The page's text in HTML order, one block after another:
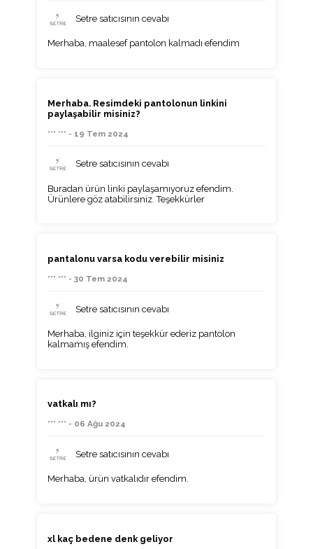
Setre satıcısının cevabı
Merhaba, maalesef pantolon kalmadı efendim
Merhaba. Resimdeki pantolonun linkini
paylaşabilir misiniz?
*** *** - 19 Tem 2024
Setre satıcısının cevabı
Buradan ürün linki paylaşamıyoruz efendim.
Ürünlere göz atabilirsiniz. Teşekkürler
pantalonu varsa kodu verebilir misiniz
*** *** - 30 Tem 2024
Setre satıcısının cevabı
Merhaba, ilginiz için teşekkür ederiz pantolon
kalmamış efendim.
vatkalı mı?
*** *** - 06 Ağu 2024
Setre satıcısının cevabı
Merhaba, ürün vatkalıdır efendim.
xl kaç bedene denk geliyor